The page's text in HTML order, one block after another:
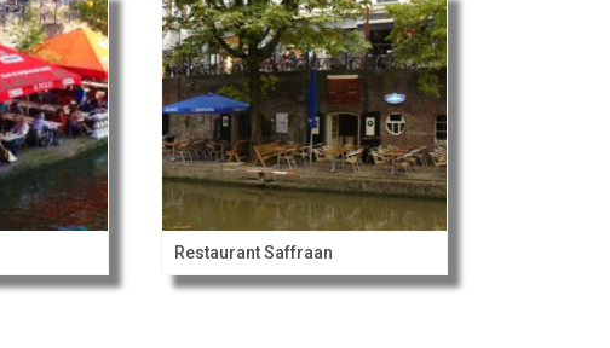
Restaurant Saffraan